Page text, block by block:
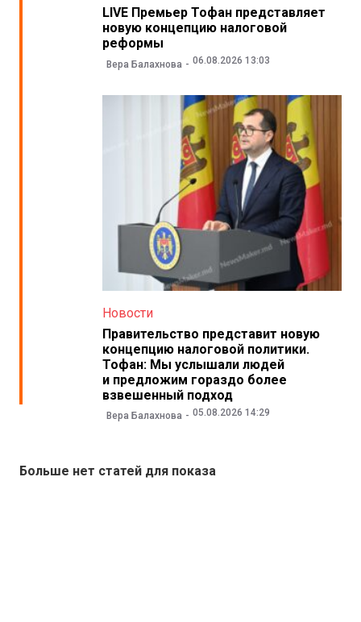
LIVE Премьер Тофан представляет
новую концепцию налоговой
реформы
Вера Балахнова 06.08.2026 13:03
Новости
Правительство представит новую
концепцию налоговой политики.
Тофан: Мы услышали людей
и предложим гораздо более
взвешенный подход
Вера Балахнова 05.08.2026 14:29
Больше нет статей для показа